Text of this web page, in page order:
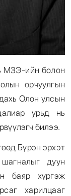
МЗЭ-ийн болон
орчуулгын
Олон улсын
урьд нь
билээ.
Бүрэн эрхэт
дуун
баяр хүргэж
харилцааг